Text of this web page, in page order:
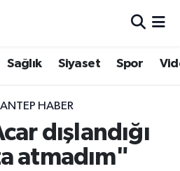
Sağlık Siyaset Spor
HABER
dışlandığı
atmadım"